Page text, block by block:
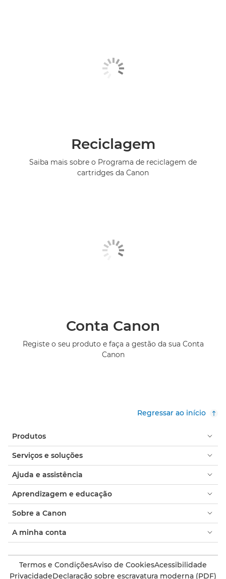
Reciclagem
Saiba mais sobre o Programa de reciclagem de
cartridges da Canon
Conta Canon
Registe o seu produto e faça a gestão da sua Conta
Canon
Regressar ao início
Produtos
Serviços e soluções
Ajuda e assistência
Aprendizagem e educação
Sobre a Canon
A minha conta
Termos e CondiçõesAviso de CookiesAcessibilidade
PrivacidadeDeclaração sobre escravatura moderna (PDF)